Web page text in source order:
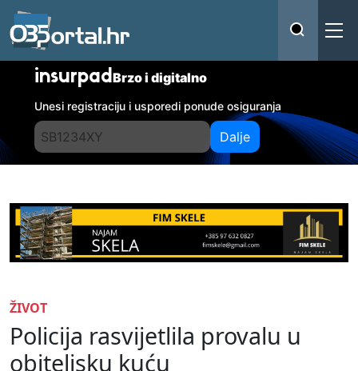
insurpadBrzo i digitalno
Unesi registraciju i usporedi ponude osiguranja
Dalje
ŽIVOT
Policija rasvijetlila provalu u
obiteljsku kuću